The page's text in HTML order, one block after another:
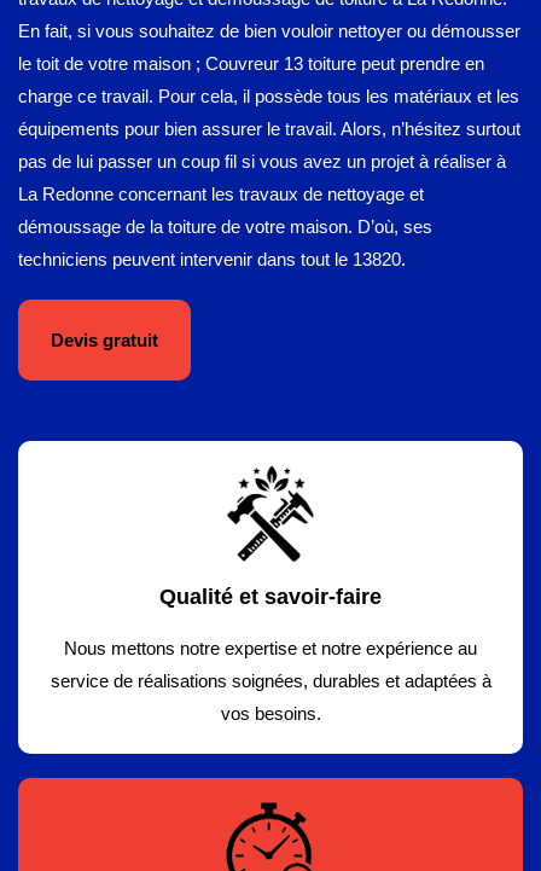
En fait, si vous souhaitez de bien vouloir nettoyer ou démousser
le toit de votre maison ; Couvreur 13 toiture peut prendre en
charge ce travail. Pour cela, il possède tous les matériaux et les
équipements pour bien assurer le travail. Alors, n’hésitez surtout
pas de lui passer un coup fil si vous avez un projet à réaliser à
La Redonne concernant les travaux de nettoyage et
démoussage de la toiture de votre maison. D’où, ses
techniciens peuvent intervenir dans tout le 13820.
Devis gratuit
Qualité et savoir-faire
Nous mettons notre expertise et notre expérience au
service de réalisations soignées, durables et adaptées à
vos besoins.